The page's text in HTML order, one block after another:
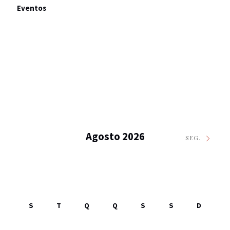
Eventos
Agosto 2026 SEG.
S T Q Q S S D